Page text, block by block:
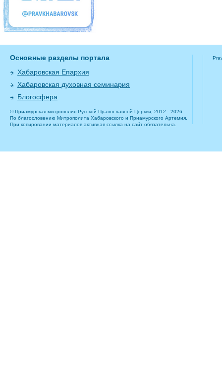
Основные разделы портала
Хабаровская Епархия
Хабаровская духовная семинария
Блогосфера
© Приамурская митрополия Русской Православной Церкви, 2012 - 2026
По благословению Митрополита Хабаровского и Приамурского Артемия.
При копировании материалов активная ссылка на сайт обязательна.